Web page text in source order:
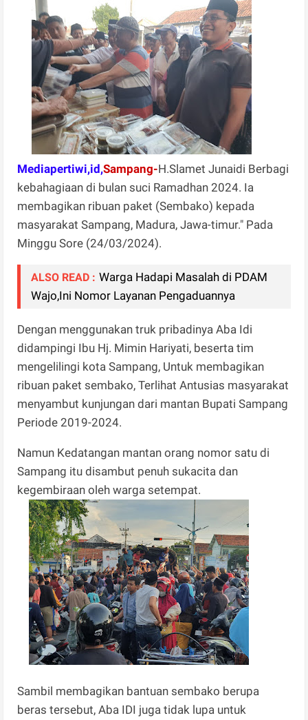
Mediapertiwi,id,Sampang-H.Slamet Junaidi Berbagi
kebahagiaan di bulan suci Ramadhan 2024. Ia
membagikan ribuan paket (Sembako) kepada
masyarakat Sampang, Madura, Jawa-timur." Pada
Minggu Sore (24/03/2024).
ALSO READ : Warga Hadapi Masalah di PDAM
Wajo,Ini Nomor Layanan Pengaduannya
Dengan menggunakan truk pribadinya Aba Idi
didampingi Ibu Hj. Mimin Hariyati, beserta tim
mengelilingi kota Sampang, Untuk membagikan
ribuan paket sembako, Terlihat Antusias masyarakat
menyambut kunjungan dari mantan Bupati Sampang
Periode 2019-2024.
Namun Kedatangan mantan orang nomor satu di
Sampang itu disambut penuh sukacita dan
kegembiraan oleh warga setempat.
Sambil membagikan bantuan sembako berupa
beras tersebut, Aba IDI juga tidak lupa untuk